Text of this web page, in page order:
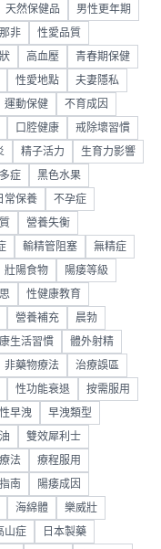
天然保健品 男性更年期
非 性愛品質
高血壓 青春期保健
性愛地點 夫妻隱私
運動保健 不育成因
口腔健康 戒除壞習慣
精子活力 生育力影響
症 黑色水果
常保養 不孕症
營養失衡
輸精管阻塞 無精症
壯陽食物 陽痿等級
性健康教育
營養補充 晨勃
生活習慣 體外射精
非藥物療法 治療誤區
性功能衰退 按需服用
早洩 早洩類型
雙效犀利士
法 療程服用
南 陽痿成因
海綿體 樂威壯
山症 日本製藥